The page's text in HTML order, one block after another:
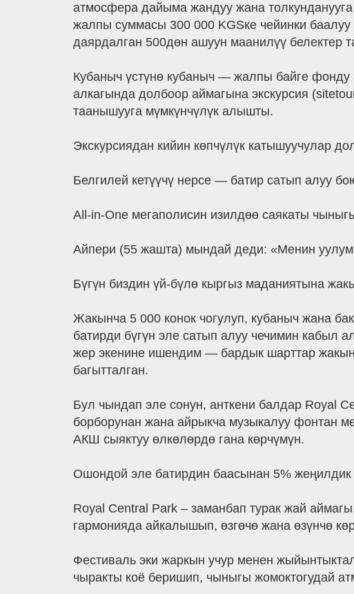
атмосфера дайыма жандуу жана толкунданууга
жалпы суммасы 300 000 KGSке чейинки
даярдалган 500дөн ашуун маанилүү белектер
Кубаныч үстүнө кубаныч — жалпы байге
алкагында долбоор аймагына экскурсия
таанышууга мүмкүнчүлүк алышты.
Экскурсиядан кийин көпчүлүк катышуучулар
Белгилей кетүүчү нерсе — батир сатып алуу
All-in-One мегаполисин изилдөө саякаты
Айпери (55 жашта) мындай деди: «Менин уулум
Бүгүн биздин үй-бүлө кыргыз маданиятына
Жакынча 5 000 конок чогулуп, кубаныч жана
батирди бүгүн эле сатып алуу чечимин кабыл
жер экенине ишендим — бардык шарттар жакын
багытталган.
Бул чындап эле сонун, анткени балдар Royal
борборунан жана айрыкча музыкалуу фонтан
АКШ сыяктуу өлкөлөрдө гана көрчүмүн.
Ошондой эле батирдин баасынан 5%
Royal Central Park – заманбап турак жай
гармонияда айкалышып, өзгөчө жана өзүнчө
Фестиваль эки жаркын учур менен
чыракты коё беришип, чыныгы жомоктогудай